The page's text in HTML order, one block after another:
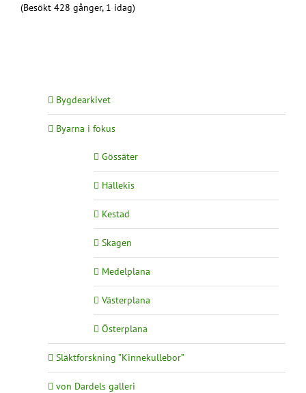
(Besökt 428 gånger, 1 idag)
Bygdearkivet
Byarna i fokus
Gössäter
Hällekis
Kestad
Skagen
Medelplana
Västerplana
Österplana
Släktforskning ”Kinnekullebor”
von Dardels galleri